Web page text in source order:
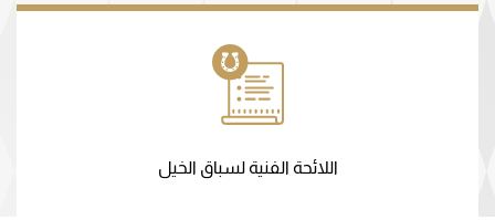
اللائحة الفنية لسباق الخيل